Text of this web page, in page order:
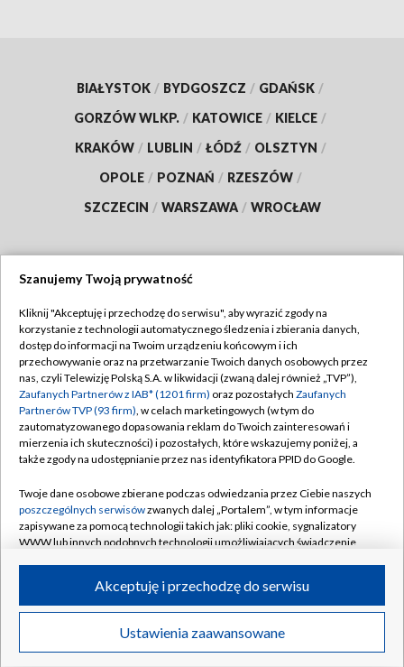
BIAŁYSTOK / BYDGOSZCZ / GDAŃSK /
GORZÓW WLKP. / KATOWICE / KIELCE /
KRAKÓW / LUBLIN / ŁÓDŹ / OLSZTYN /
OPOLE / POZNAŃ / RZESZÓW /
SZCZECIN / WARSZAWA / WROCŁAW
TVP
Abonament TVP
Emisja w TVP
Centrum informacji TVP
Naziemna Telewizja Cyfrowa
Rada Programowa
System NOS
Informacje o nadawcy
Program dla prasy
Ogłoszenie przetargowe
Regulamin TVP
Polityka prywatności
Moje zgody
Pomoc
Kontakt
Kanały
©2026 Telewizja Polska S.A. w likwidacji
Szanujemy Twoją prywatność
Kliknij "Akceptuję i przechodzę do serwisu", aby wyrazić zgody na
korzystanie z technologii automatycznego śledzenia i zbierania danych,
dostęp do informacji na Twoim urządzeniu końcowym i ich
przechowywanie oraz na przetwarzanie Twoich danych osobowych przez
nas, czyli Telewizję Polską S.A. w likwidacji (zwaną dalej również „TVP”),
Zaufanych Partnerów z IAB* (1201 firm) oraz pozostałych Zaufanych
Partnerów TVP (93 firm), w celach marketingowych (w tym do
zautomatyzowanego dopasowania reklam do Twoich zainteresowań i
mierzenia ich skuteczności) i pozostałych, które wskazujemy poniżej, a
także zgody na udostępnianie przez nas identyfikatora PPID do Google.
Twoje dane osobowe zbierane podczas odwiedzania przez Ciebie naszych
poszczególnych serwisówzwanych dalej „Portalem”, w tym informacje
zapisywane za pomocą technologii takich jak: pliki cookie, sygnalizatory
WWW lub innych podobnych technologii umożliwiających świadczenie
ruchu w Internecie.
Twoje dane osobowe zbierane podczas odwiedzania przez Ciebie
poszczególnych serwisówna Portalu, takie jak adresy IP, identyfikatory
Ustawienia zaawansowane
Akceptuję i przechodzę do serwisu